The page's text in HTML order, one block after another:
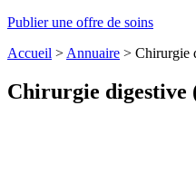
Publier une offre de soins
Accueil > Annuaire > Chirurgie
Chirurgie digestive